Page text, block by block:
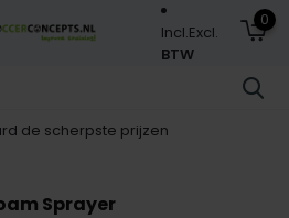
Incl.Excl.
BTW
0
de scherpste prijzen
Sprayer